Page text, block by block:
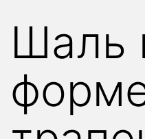
Шаль